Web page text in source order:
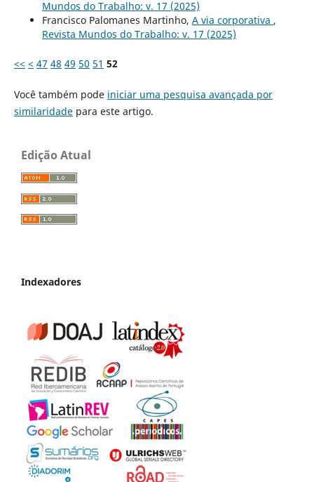
Mundos do Trabalho: v. 17 (2025)
Francisco Palomanes Martinho, A via corporativa ,
Revista Mundos do Trabalho: v. 17 (2025)
<< < 47 48 49 50 51 52
Você também pode iniciar uma pesquisa avançada por
similaridadepara este artigo.
Edição Atual
Indexadores